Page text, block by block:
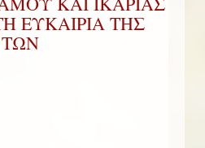
ΕΥΚΑΙΡΙΑ ΤΗΣ